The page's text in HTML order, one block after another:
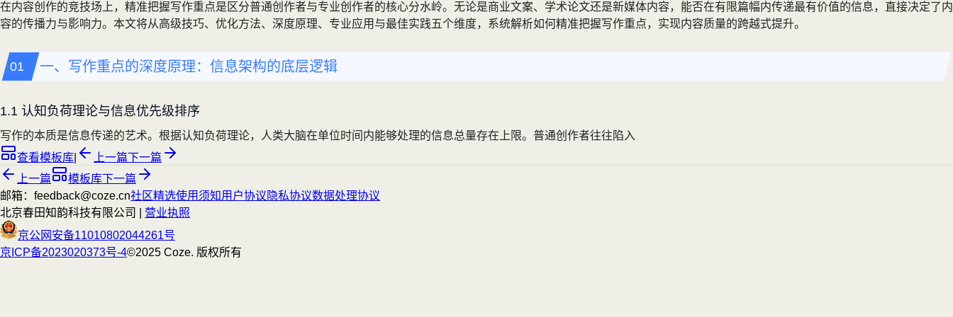
在内容创作的竞技场上，精准把握写作重点是区分普通创作者与专业创作者的核心分水岭。无论是商业文案、学术论文还是新媒体内容，能否在有限篇幅内传递最有价值的信息，直接决定了内
容的传播力与影响力。本文将从高级技巧、优化方法、深度原理、专业应用与最佳实践五个维度，系统解析如何精准把握写作重点，实现内容质量的跨越式提升。
一、写作重点的深度原理：信息架构的底层逻辑
1.1 认知负荷理论与信息优先级排序
写作的本质是信息传递的艺术。根据认知负荷理论，人类大脑在单位时间内能够处理的信息总量存在上限。普通创作者往往陷入
查看模板库
上一篇下一篇
上一篇
模板库下一篇
邮箱：feedback@coze.cn社区精选使用须知用户协议 隐私协议数据处理协议
北京春田知韵科技有限公司 |
营业执照
京公网安备11010802044261号
京ICP备2023020373号-4©2025 Coze. 版权所有